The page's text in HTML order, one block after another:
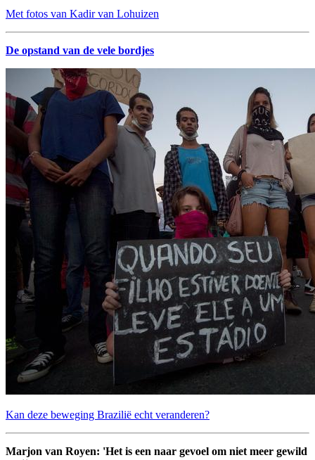
Met fotos van Kadir van Lohuizen
De opstand van de vele bordjes
Kan deze beweging Brazilië echt veranderen?
Marjon van Royen: 'Het is een naar gevoel om niet meer gewild